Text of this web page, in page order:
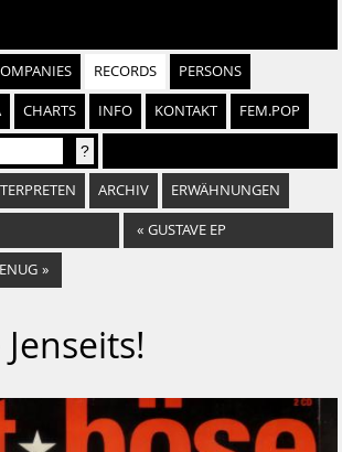
RECORDS PERSONS
CHARTS INFO KONTAKT FEM.POP
ARCHIV ERWÄHNUNGEN
« GUSTAVE EP
»